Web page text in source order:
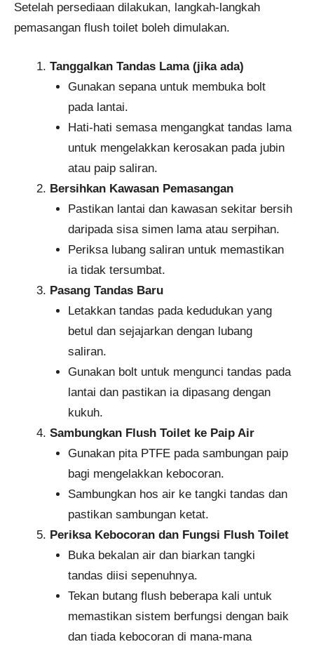
Setelah persediaan dilakukan, langkah-langkah
pemasangan flush toilet boleh dimulakan.
Tanggalkan Tandas Lama (jika ada)
Gunakan sepana untuk membuka bolt
pada lantai.
Hati-hati semasa mengangkat tandas lama
untuk mengelakkan kerosakan pada jubin
atau paip saliran.
Bersihkan Kawasan Pemasangan
Pastikan lantai dan kawasan sekitar bersih
daripada sisa simen lama atau serpihan.
Periksa lubang saliran untuk memastikan
ia tidak tersumbat.
Pasang Tandas Baru
Letakkan tandas pada kedudukan yang
betul dan sejajarkan dengan lubang
saliran.
Gunakan bolt untuk mengunci tandas pada
lantai dan pastikan ia dipasang dengan
kukuh.
Sambungkan Flush Toilet ke Paip Air
Gunakan pita PTFE pada sambungan paip
bagi mengelakkan kebocoran.
Sambungkan hos air ke tangki tandas dan
pastikan sambungan ketat.
Periksa Kebocoran dan Fungsi Flush Toilet
Buka bekalan air dan biarkan tangki
tandas diisi sepenuhnya.
Tekan butang flush beberapa kali untuk
memastikan sistem berfungsi dengan baik
dan tiada kebocoran di mana-mana